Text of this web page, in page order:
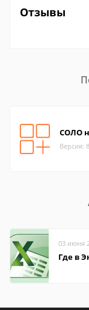
Отзывы
СОЛО
Версия:
03 июня
Где в